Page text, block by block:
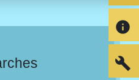
info
build